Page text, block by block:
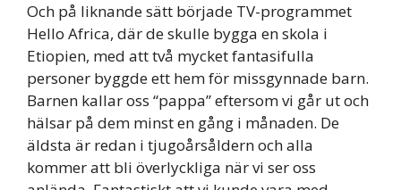
Och på liknande sätt började TV-programmet
Hello Africa, där de skulle bygga en skola i
Etiopien, med att två mycket fantasifulla
personer byggde ett hem för missgynnade barn.
Barnen kallar oss “pappa” eftersom vi går ut och
hälsar på dem minst en gång i månaden. De
äldsta är redan i tjugoårsåldern och alla
kommer att bli överlyckliga när vi ser oss